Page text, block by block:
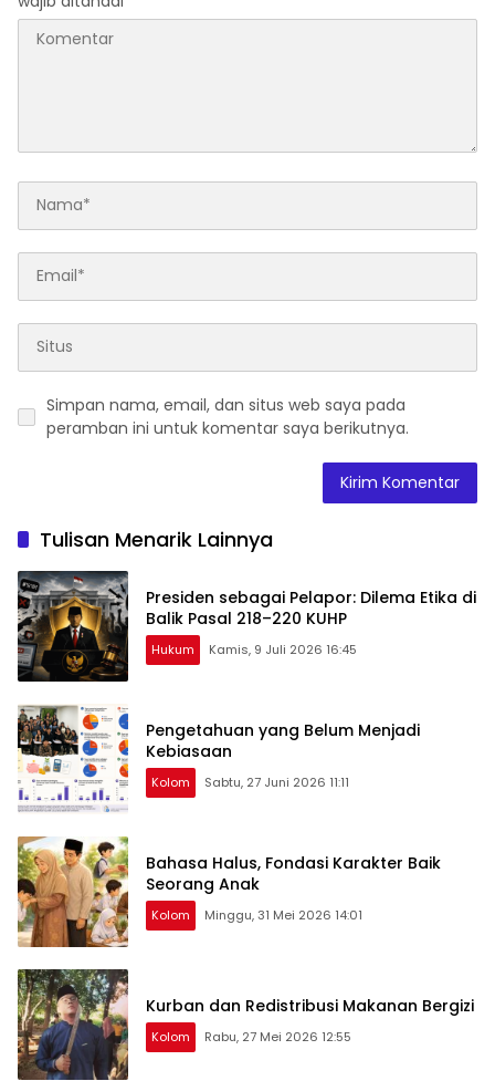
Simpan nama, email, dan situs web saya pada
peramban ini untuk komentar saya berikutnya.
Tulisan Menarik Lainnya
Presiden sebagai Pelapor: Dilema Etika di
Balik Pasal 218–220 KUHP
Hukum Kamis, 9 Juli 2026 16:45
Pengetahuan yang Belum Menjadi
Kebiasaan
Kolom Sabtu, 27 Juni 2026 11:11
Bahasa Halus, Fondasi Karakter Baik
Seorang Anak
Kolom Minggu, 31 Mei 2026 14:01
Kurban dan Redistribusi Makanan Bergizi
Kolom Rabu, 27 Mei 2026 12:55